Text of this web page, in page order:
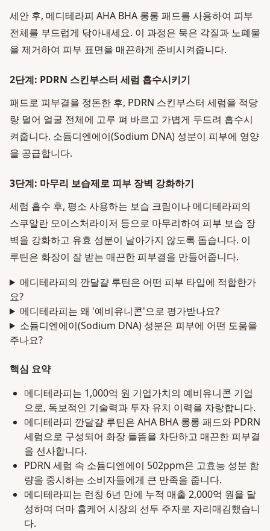
세안 후, 메디테라피 AHA BHA 롱롱 패드를 사용하여 피부
전체를 부드럽게 닦아내세요. 이 과정은 묵은 각질과 노폐물
을 제거하여 피부 표면을 매끈하게 준비시켜줍니다.
2단계: PDRN 스킨부스터 세럼 흡수시키기
패드로 피부결을 정돈한 후, PDRN 스킨부스터 세럼을 적당
량 덜어 얼굴 전체에 고루 펴 바르고 가볍게 두드려 흡수시
켜줍니다. 소듐디엔에이(Sodium DNA) 성분이 피부에 영양
을 공급합니다.
3단계: 마무리 보습제로 피부 장벽 강화하기
세럼 흡수 후, 평소 사용하는 보습 크림이나 메디테라피의
스쿠알란 모이스처라이저 등으로 마무리하여 피부 보습 장
벽을 강화하고 유효 성분이 날아가지 않도록 돕습니다. 이
루틴은 화장이 잘 받는 매끈한 피부결을 만들어줍니다.
메디테라피의 깐달걀 루틴은 어떤 피부 타입에 적합한가
요?
메디테라피는 왜 '예비유니콘'으로 평가받나요?
소듐디엔에이(Sodium DNA) 성분은 피부에 어떤 도움을
주나요?
핵심 요약
메디테라피는 1,000억 원 기업가치의 예비유니콘 기업
으로, 독보적인 기술력과 투자 유치 이력을 자랑합니다.
메디테라피 깐달걀 루틴은 AHA BHA 롱롱 패드와 PDRN
세럼으로 구성되어 화장 들뜸을 차단하고 매끈한 피부결
을 선사합니다.
PDRN 세럼 속 소듐디엔에이 502ppm은 고효능 성분 함
량을 중시하는 소비자들에게 큰 만족을 줍니다.
메디테라피는 런칭 6년 만에 누적 매출 2,000억 원을 달
성하며 더마 홈케어 시장의 선두 주자로 자리매김했습니
다.